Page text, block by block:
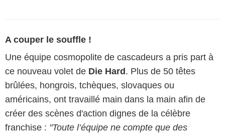
A couper le souffle !
Une équipe cosmopolite de cascadeurs a pris part à
ce nouveau volet de Die Hard . Plus de 50 têtes
brûlées, hongrois, tchèques, slovaques ou
américains, ont travaillé main dans la main afin de
créer des scènes d'action dignes de la célèbre
franchise : "Toute l’équipe ne compte que des